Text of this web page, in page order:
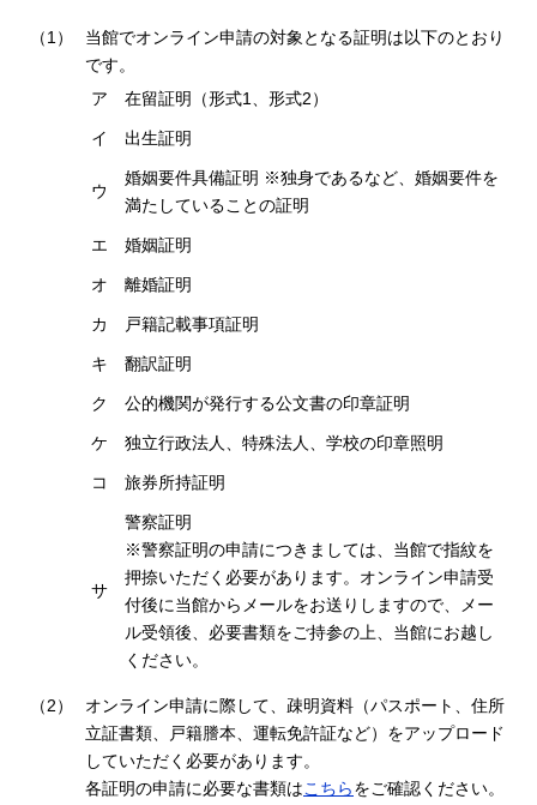
（1）
当館でオンライン申請の対象となる証明は以下のとおり
です。
ア
在留証明（形式1、形式2）
イ 出生証明
ウ
婚姻要件具備証明 ※独身であるなど、婚姻要件を
満たしていることの証明
エ 婚姻証明
オ 離婚証明
カ 戸籍記載事項証明
キ 翻訳証明
ク 公的機関が発行する公文書の印章証明
ケ 独立行政法人、特殊法人、学校の印章照明
コ 旅券所持証明
サ
警察証明
※警察証明の申請につきましては、当館で指紋を
押捺いただく必要があります。オンライン申請受
付後に当館からメールをお送りしますので、メー
ル受領後、必要書類をご持参の上、当館にお越し
ください。
（2）
オンライン申請に際して、疎明資料（パスポート、住所
立証書類、戸籍謄本、運転免許証など）をアップロード
していただく必要があります。
各証明の申請に必要な書類はこちらをご確認ください。